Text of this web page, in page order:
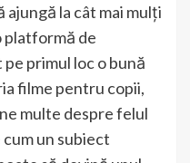
ajungă la cât mai mulți
platformă de
primul loc o bună
filme pentru copii,
multe despre felul
un subiect